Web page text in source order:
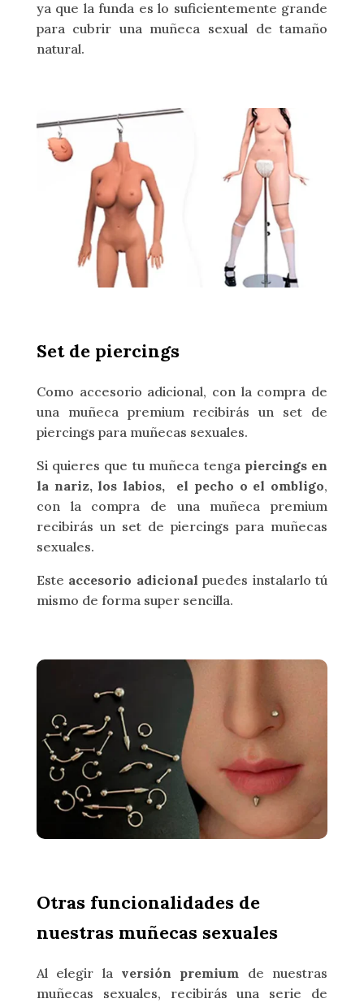
ya que la funda es lo suficientemente grande
para cubrir una muñeca sexual de tamaño
natural.
Set de piercings
Como accesorio adicional, con la compra de
una muñeca premium recibirás un set de
piercings para muñecas sexuales.
Si quieres que tu muñeca tenga piercings en
la nariz, los labios, el pecho o el ombligo,
con la compra de una muñeca premium
recibirás un set de piercings para muñecas
sexuales.
Este accesorio adicional puedes instalarlo tú
mismo de forma super sencilla.
Otras funcionalidades de
nuestras muñecas sexuales
Al elegir la versión premium de nuestras
muñecas sexuales, recibirás una serie de